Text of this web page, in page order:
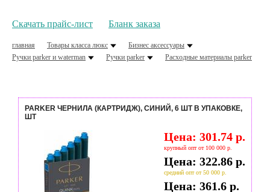
Скачать прайс-лист Бланк заказа
главная Товары класса люкс
Бизнес аксессуары
Ручки parker и waterman
Ручки parker Расходные материалы parker
PARKER ЧЕРНИЛА (КАРТРИДЖ), СИНИЙ, 6 ШТ В УПАКОВКЕ,
ШТ
Цена: 301.74 р.
крупный опт от 100 000 р.
Цена: 322.86 р.
средний опт от 50 000 р.
Цена: 361.6 р.